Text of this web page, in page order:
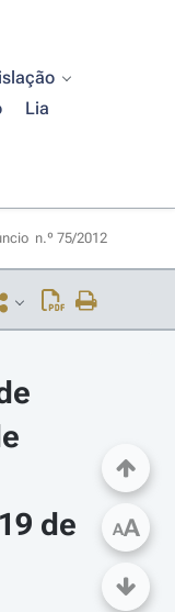
Lia
n.º 75/2012
de
AA